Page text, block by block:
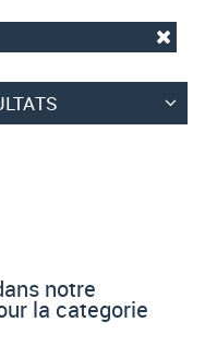
notre
la categorie